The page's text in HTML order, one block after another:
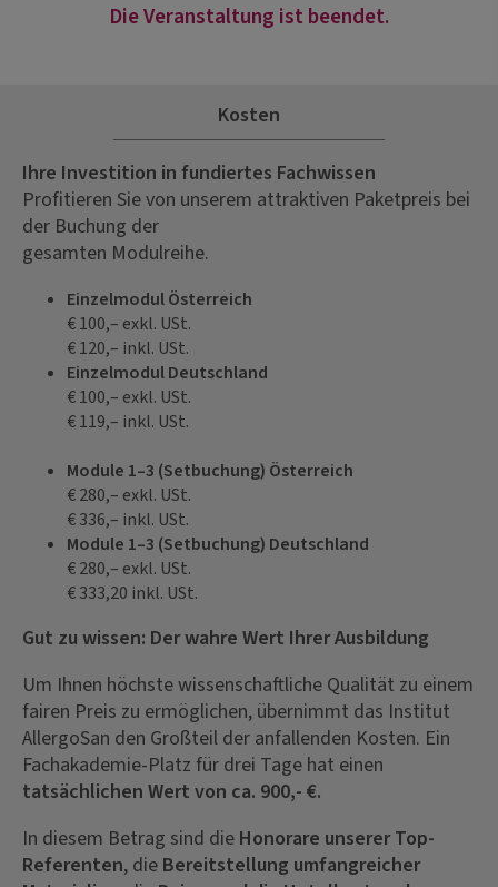
Die Veranstaltung ist beendet.
Kosten
Ihre Investition in fundiertes Fachwissen
Profitieren Sie von unserem attraktiven Paketpreis bei
der Buchung der
gesamten Modulreihe.
Einzelmodul Österreich
€ 100,– exkl. USt.
€ 120,– inkl. USt.
Einzelmodul Deutschland
€ 100,– exkl. USt.
€ 119,– inkl. USt.
Module 1–3 (Setbuchung) Österreich
€ 280,– exkl. USt.
€ 336,– inkl. USt.
Module 1–3 (Setbuchung) Deutschland
€ 280,– exkl. USt.
€ 333,20 inkl. USt.
Gut zu wissen: Der wahre Wert Ihrer Ausbildung
Um Ihnen höchste wissenschaftliche Qualität zu einem
fairen Preis zu ermöglichen, übernimmt das Institut
AllergoSan den Großteil der anfallenden Kosten. Ein
Fachakademie-Platz für drei Tage hat einen
tatsächlichen Wert von ca. 900,- €.
In diesem Betrag sind die Honorare unserer Top-
Referenten, die Bereitstellung umfangreicher